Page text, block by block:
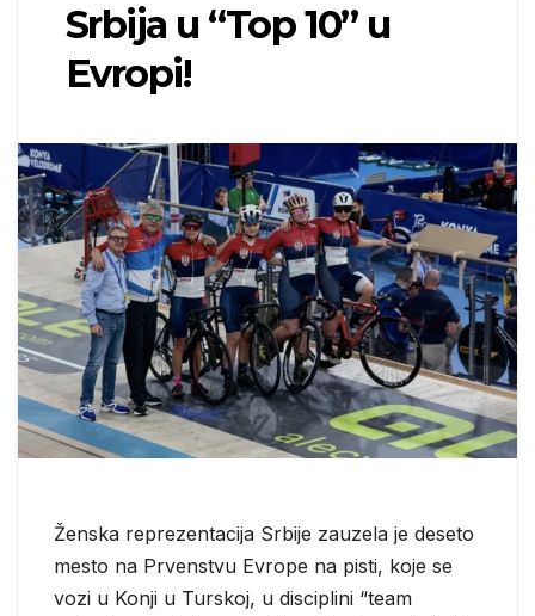
Srbija u “Top 10” u
Evropi!
Ženska reprezentacija Srbije zauzela je deseto
mesto na Prvenstvu Evrope na pisti, koje se
vozi u Konji u Turskoj, u disciplini “team